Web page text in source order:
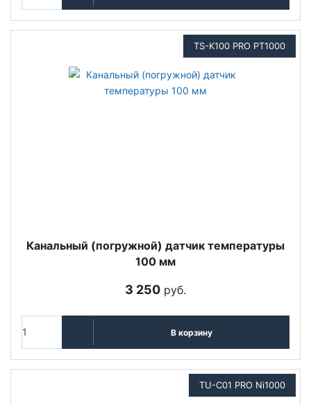
TS-K100 PRO PT1000
Канальный (погружной) датчик температуры
100 мм
3 250 руб.
В корзину
TU-C01 PRO Ni1000